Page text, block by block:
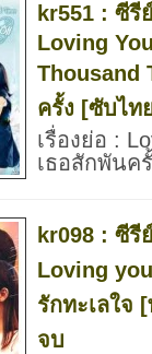
kr551 : ซีรี
Loving
Thousand
ครั้ง [ซับไท
เรื่องย่อ :
เธอสักพัน
kr098 : ซีรี
Loving
รักทะเลใจ
จบ